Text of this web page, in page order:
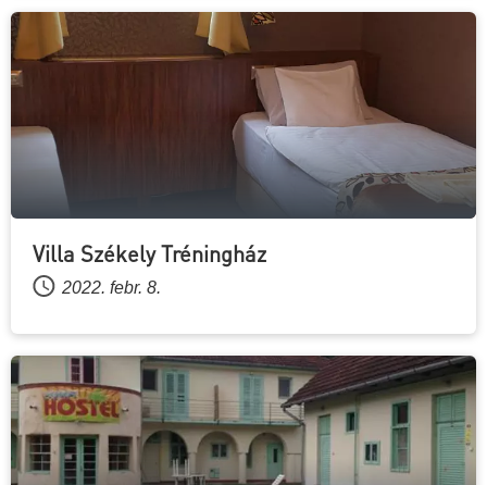
Villa Székely Tréningház
2022. febr. 8.